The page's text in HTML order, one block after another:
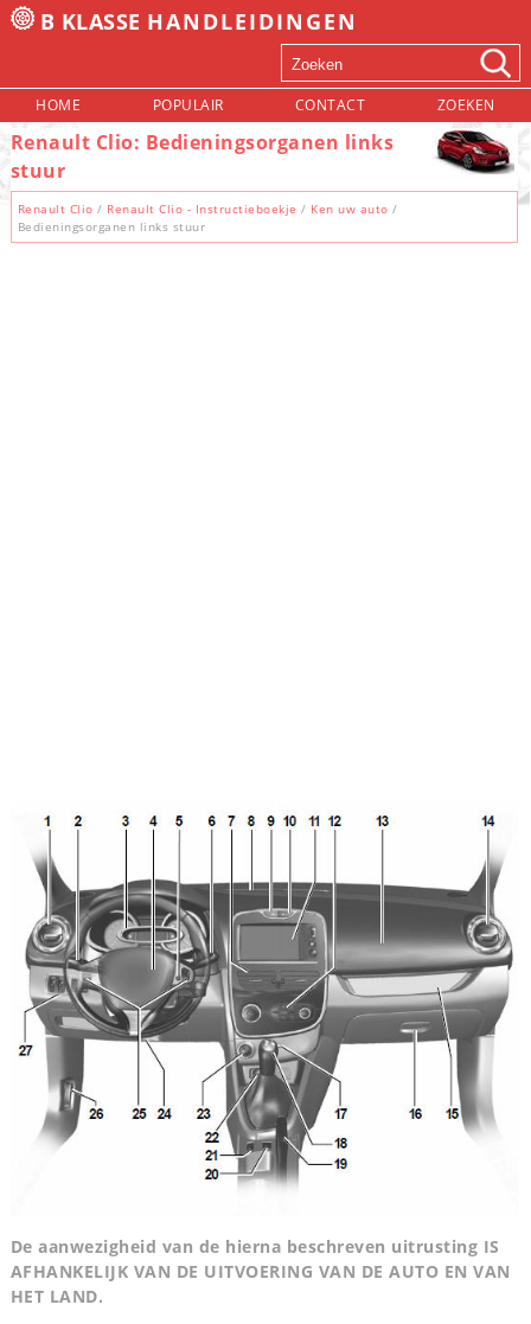
B KLASSE HANDLEIDINGEN
HOME POPULAIR CONTACT ZOEKEN
Renault Clio: Bedieningsorganen links
stuur
Renault Clio / Renault Clio - Instructieboekje / Ken uw auto /
Bedieningsorganen links stuur
De aanwezigheid van de hierna beschreven uitrusting IS
AFHANKELIJK VAN DE UITVOERING VAN DE AUTO EN VAN
HET LAND.